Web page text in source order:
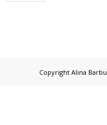
Copyright Alina Barbu